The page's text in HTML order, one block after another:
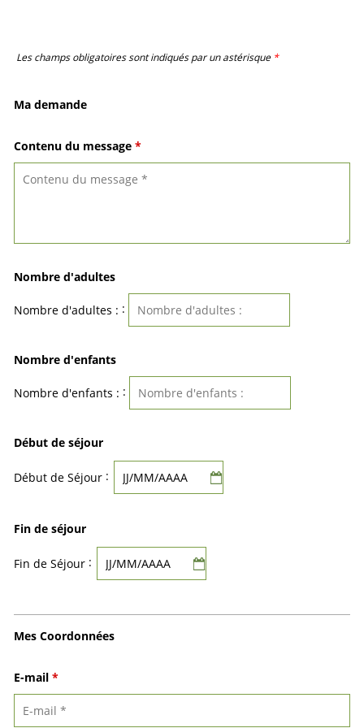
Les champs obligatoires sont indiqués par un astérisque *
Ma demande
Contenu du message *
Nombre d'adultes
Nombre d'adultes : :
Nombre d'enfants
Nombre d'enfants : :
Début de séjour
Début de Séjour :
Fin de séjour
Fin de Séjour :
Mes Coordonnées
E-mail *